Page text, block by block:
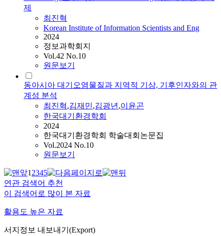
제
최진혁
Korean Institute of Information Scientists and Eng
2024
정보과학회지
Vol.42 No.10
원문보기
동아시아 대기오염물질과 지역적 기상, 기후인자와의 관
계성 분석
최진혁,김재민,김광년,이윤곤
한국대기환경학회
2024
한국대기환경학회 학술대회논문집
Vol.2024 No.10
원문보기
12345
연관 검색어 추천
이 검색어로 많이 본 자료
활용도 높은 자료
서지정보 내보내기(Export)